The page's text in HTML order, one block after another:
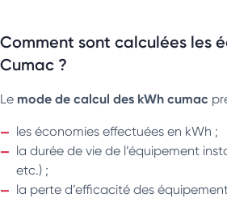
Comment sont calculées les
Cumac ?
Le mode de calcul des kWh cumac
les économies effectuées en kWh ;
la durée de vie de l’équipement
etc.) ;
la perte d’efficacité des